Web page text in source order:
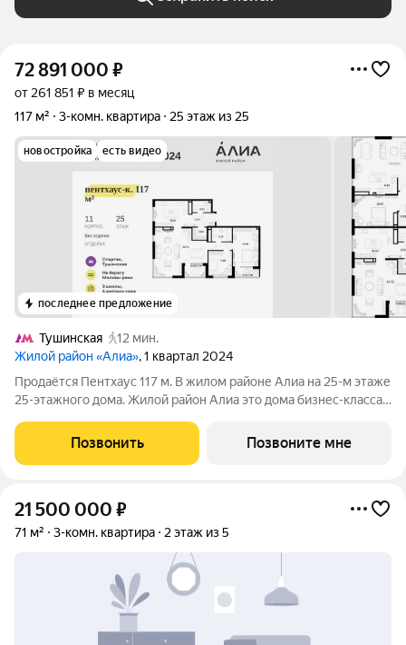
72 891 000 ₽
от 261 851 ₽ в месяц
117 м²
3-комн. квартира 25 этаж из 25
новостройка есть видео
последнее предложение
Тушинская
12 мин.
Жилой район «Алиа», 1 квартал 2024
Продаётся Пентхаус 117 м. В жилом районе Алиа на 25-м этаже
25-этажного дома. Жилой район Алиа это дома бизнес-класса
Покровском-Стрешневе, экологически чистом районе на
престижном северо-западе
Позвонить Позвоните мне
21 500 000 ₽
71 м² 3-комн. квартира 2 этаж из 5